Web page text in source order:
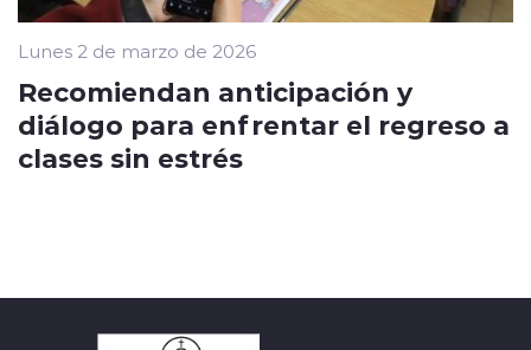
Lunes 2 de marzo de 2026
Recomiendan anticipación y
diálogo para enfrentar el regreso a
clases sin estrés